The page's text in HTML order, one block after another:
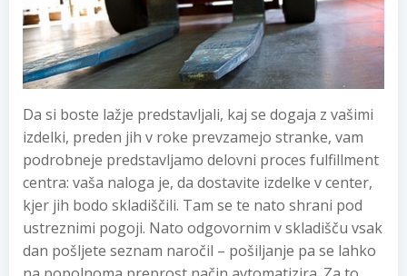
Da si boste lažje predstavljali, kaj se dogaja z vašimi
izdelki, preden jih v roke prevzamejo stranke, vam
podrobneje predstavljamo delovni proces fulfillment
centra: vaša naloga je, da dostavite izdelke v center,
kjer jih bodo skladiščili. Tam se te nato shrani pod
ustreznimi pogoji. Nato odgovornim v skladišču vsak
dan pošljete seznam naročil – pošiljanje pa se lahko